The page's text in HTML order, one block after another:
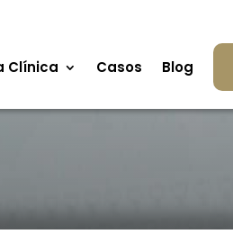
Clínica Casos Blog